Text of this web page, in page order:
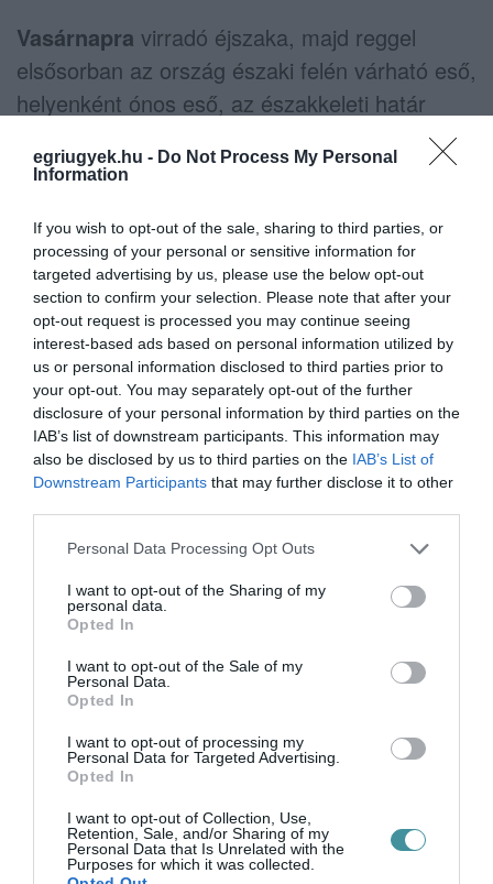
egriugyek.hu - Do Not Process My Personal
Information
If you wish to opt-out of the sale, sharing to third parties, or
processing of your personal or sensitive information for
targeted advertising by us, please use the below opt-out
section to confirm your selection. Please note that after your
opt-out request is processed you may continue seeing
interest-based ads based on personal information utilized by
us or personal information disclosed to third parties prior to
your opt-out. You may separately opt-out of the further
disclosure of your personal information by third parties on the
IAB’s list of downstream participants. This information may
also be disclosed by us to third parties on the IAB’s List of
Downstream Participants that may further disclose it to other
Please note that this website/app uses one or more Google
not limited to your visit or usage behaviour. You may click to
grant or deny consent to Google and its third-party tags to
use your data for below specified purposes in below Google
consent section.
Personal Data Processing Opt Outs
I want to opt-out of the Sharing of my
personal data.
Opted In
I want to opt-out of the Sale of my
Personal Data.
Opted In
I want to opt-out of processing my
Personal Data for Targeted Advertising.
Opted In
I want to opt-out of Collection, Use,
Retention, Sale, and/or Sharing of my
Personal Data that Is Unrelated with the
Purposes for which it was collected.
Vasárnapra virradó éjszaka, majd reggel
elsősorban az ország északi felén várható eső,
helyenként ónos eső, az északkeleti határ
délutáni, esti óráktól sokfelé elered az eső. A
inkább csak északkeleten maradhat gyenge
vagy mérsékelt a légmozgás. A
minimumhőmérséklet mínusz 3 és plusz 7, a
maximumhőmérséklet plusz 4 és 16 fok között
valószínű, ezen belül északkeleten lesz a
hűvösebb, hidegebb, és délen helyenként a
tavasziasan enyhe idő - olvasható az
előrejelzésben.
Ne maradjon le a legfrissebb hírekről, kövessen
bennünket az EGRI ÜGYEK Google Hírek oldalán!
VISSZA A FŐOLDALRA
Legfrissebb híreink